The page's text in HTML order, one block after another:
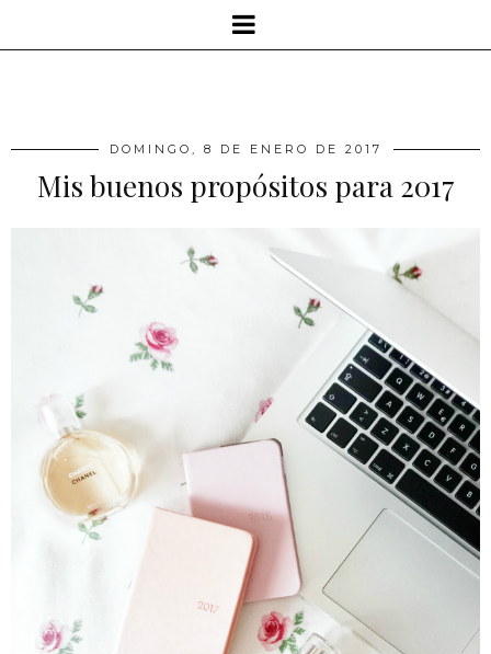
DOMINGO, 8 DE ENERO DE 2017
Mis buenos propósitos para 2017